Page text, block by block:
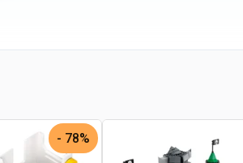
78% -